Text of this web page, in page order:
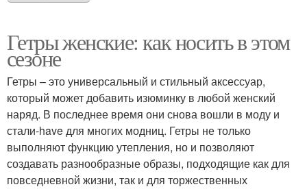
Гетры женские: как носить в этом
сезоне
Гетры – это универсальный и стильный аксессуар,
который может добавить изюминку в любой женский
наряд. В последнее время они снова вошли в моду и
стали-have для многих модниц. Гетры не только
выполняют функцию утепления, но и позволяют
создавать разнообразные образы, подходящие как для
повседневной жизни, так и для торжественных